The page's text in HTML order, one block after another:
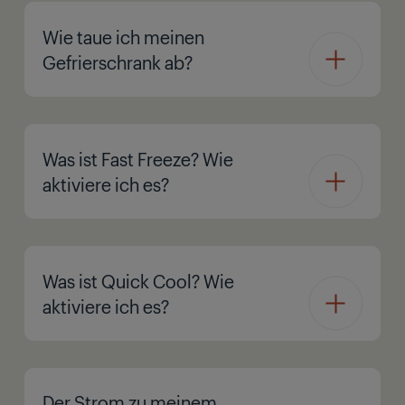
Wie taue ich meinen
Gefrierschrank ab?
Was ist Fast Freeze? Wie
aktiviere ich es?
Was ist Quick Cool? Wie
aktiviere ich es?